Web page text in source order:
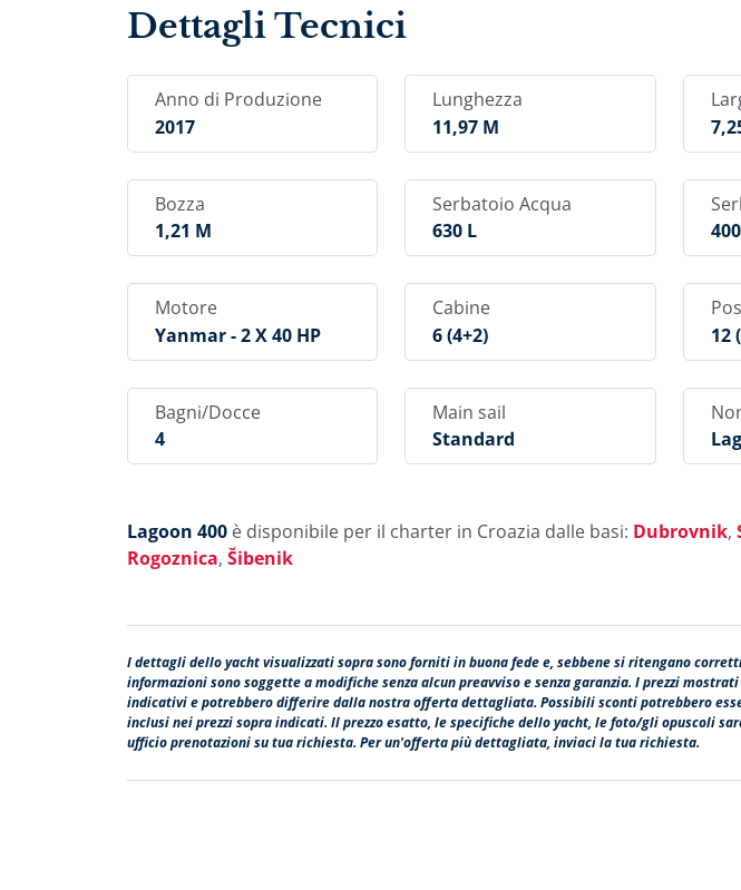
Dettagli Tecnici
Anno di Produzione
2017
Lunghezza
11,97 M
Bozza
1,21 M
Serbatoio Acqua
630 L
Motore
Yanmar - 2 X 40 HP
Cabine
6 (4+2)
12
Bagni/Docce
4
Main sail
Standard
Lagoon 400 è disponibile per il charter in Croazia dalle basi: Dubrovnik,
Rogoznica, Šibenik
I dettagli dello yacht visualizzati sopra sono forniti in buona fede e, sebbene si ritengano
informazioni sono soggette a modifiche senza alcun preavviso e senza garanzia. I prezzi
indicativi e potrebbero differire dalla nostra offerta dettagliata. Possibili sconti potrebbero
inclusi nei prezzi sopra indicati. Il prezzo esatto, le specifiche dello yacht, le foto/gli opuscoli
ufficio prenotazioni su tua richiesta. Per un'offerta più dettagliata, inviaci la tua richiesta.